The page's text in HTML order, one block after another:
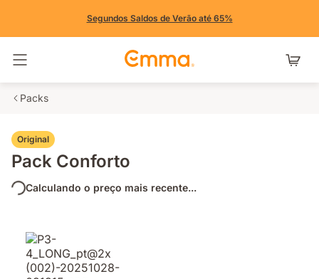
Segundos Saldos de Verão até 65%
Packs
Original
Pack Conforto
Calculando o preço mais recente...